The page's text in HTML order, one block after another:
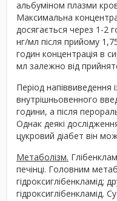
альбуміном плазми
Максимальна
досягається через 1-2
нг/мл після прийому
годин концентрація в
мл залежно від
Період напіввиведення
внутрішньовенного
години, а після
Однак деякі
цукровий діабет він
Метаболізм.
печінці. Головним
гідроксиглібенкламід;
гідроксиглібенкламід.